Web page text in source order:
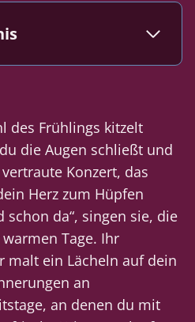
des Frühlings kitzelt
die Augen schließt und
Konzert, das
Herz zum Hüpfen
schon da“, singen sie, die
Tage. Ihr
malt ein Lächeln auf dein
an
an denen du mit